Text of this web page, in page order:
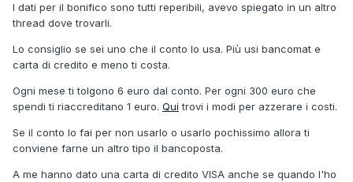
I dati per il bonifico sono tutti reperibili, avevo spiegato in un altro
thread dove trovarli.
Lo consiglio se sei uno che il conto lo usa. Più usi bancomat e
carta di credito e meno ti costa.
Ogni mese ti tolgono 6 euro dal conto. Per ogni 300 euro che
spendi ti riaccreditano 1 euro. Qui trovi i modi per azzerare i costi.
Se il conto lo fai per non usarlo o usarlo pochissimo allora ti
conviene farne un altro tipo il bancoposta.
A me hanno dato una carta di credito VISA anche se quando l'ho